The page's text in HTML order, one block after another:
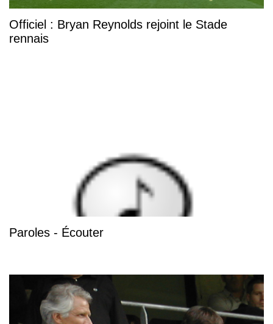
Officiel : Bryan Reynolds rejoint le Stade
rennais
Paroles - Écouter